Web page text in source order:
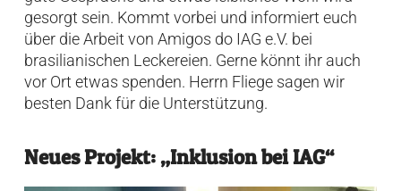
gesorgt sein. Kommt vorbei und informiert euch
über die Arbeit von Amigos do IAG e.V. bei
brasilianischen Leckereien. Gerne könnt ihr auch
vor Ort etwas spenden. Herrn Fliege sagen wir
besten Dank für die Unterstützung.
Neues Projekt: „Inklusion bei IAG“